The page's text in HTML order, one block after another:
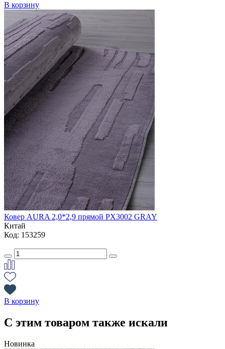
В корзину
Ковер AURA 2,0*2,9 прямой PX3002 GRAY
Китай
Код: 153259
В корзину
С этим товаром также искали
Новинка